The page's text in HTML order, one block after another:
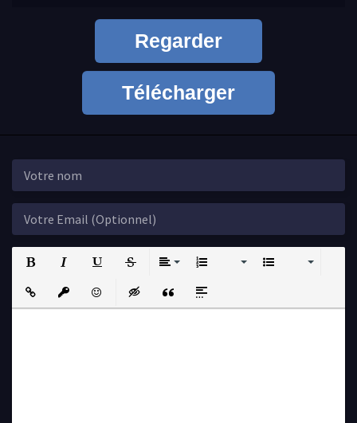
Regarder
Télécharger
Insert LinkInsert protected link
EmoticonsInsert hidden text
Insert QuoteInsert spoiler